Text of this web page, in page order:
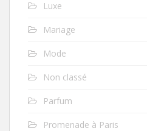
Luxe
Mariage
Mode
Non classé
Parfum
Promenade à Paris